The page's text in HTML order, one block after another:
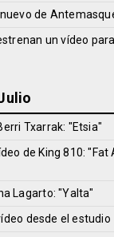
de
un vídeo
Txarrak: "Etsia"
de King 810: "Fat
Lagarto: "Yalta"
desde el estudio